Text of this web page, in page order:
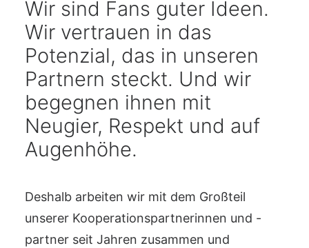
Wir sind Fans guter Ideen.
Wir vertrauen in das
Potenzial, das in unseren
Partnern steckt. Und wir
begegnen ihnen mit
Neugier, Respekt und auf
Augenhöhe.
Deshalb arbeiten wir mit dem Großteil
unserer Kooperationspartnerinnen und -
partner seit Jahren zusammen und